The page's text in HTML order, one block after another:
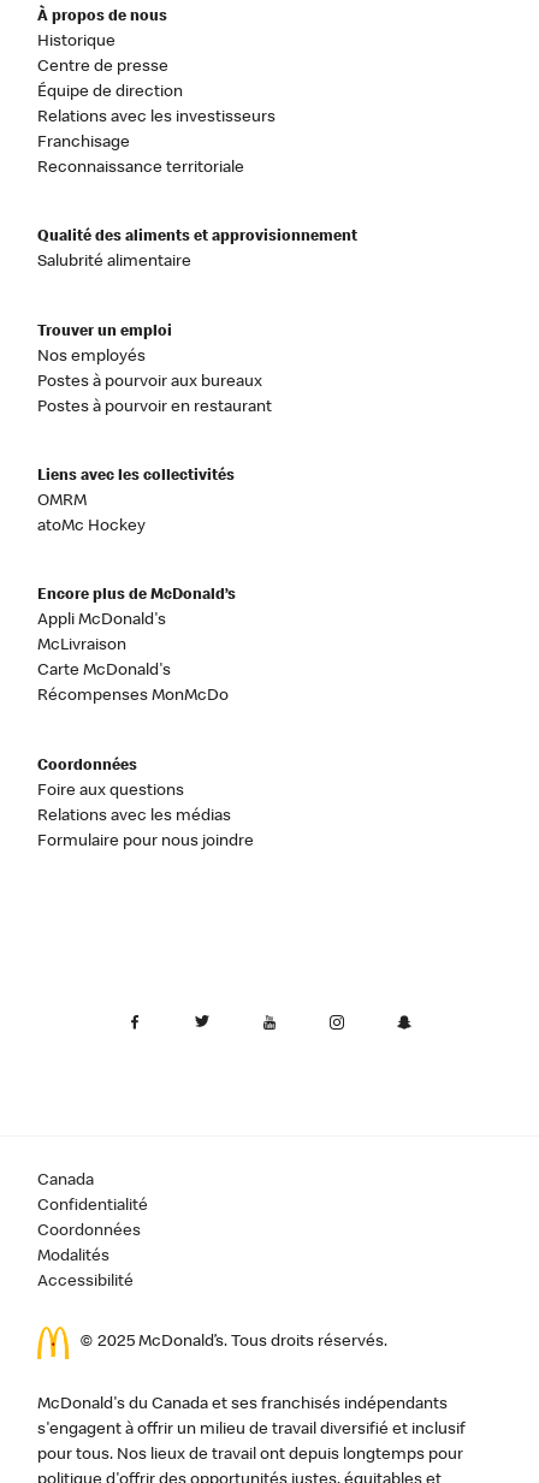
À propos de nous
Historique
Centre de presse
Équipe de direction
Relations avec les investisseurs
Franchisage
Reconnaissance territoriale
Qualité des aliments et approvisionnement
Salubrité alimentaire
Trouver un emploi
Nos employés
Postes à pourvoir aux bureaux
Postes à pourvoir en restaurant
Liens avec les collectivités
OMRM
atoMc Hockey
Encore plus de McDonald’s
Appli McDonald's
McLivraison
Carte McDonald's
Récompenses MonMcDo
Coordonnées
Foire aux questions
Relations avec les médias
Formulaire pour nous joindre
Canada
Confidentialité
Coordonnées
Modalités
Accessibilité
© 2025 McDonald’s. Tous droits réservés.
McDonald's du Canada et ses franchisés indépendants
s'engagent à offrir un milieu de travail diversifié et inclusif
pour tous. Nos lieux de travail ont depuis longtemps pour